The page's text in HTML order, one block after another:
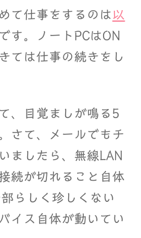
て仕事をするのは 以
です。ノートPCはON
ては仕事の続きをし
、目覚ましが鳴る5
さて、メールでもチ
ましたら、無線LAN
続が切れること自体
らしく珍しくない
イス自体が動いてい